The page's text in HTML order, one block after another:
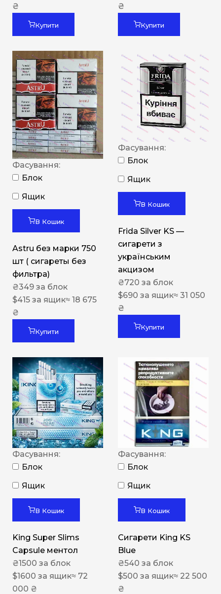
₴
Купити
₴
Купити
Фасування:
Блок
Ящик
В Кошик
Astru без марки 750
шт ( сигареты без
фильтра)
₴349 за блок
$415 за ящик≈ 18 675
₴
Купити
Фасування:
Блок
Ящик
В Кошик
Frida Silver KS —
сигарети з
українським
акцизом
₴720 за блок
$690 за ящик≈ 31 050
₴
Купити
Фасування:
Блок
Ящик
В Кошик
King Super Slims
Capsule ментол
₴1500 за блок
$1600 за ящик≈ 72
000 ₴
Фасування:
Блок
Ящик
В Кошик
Сигарети King KS
Blue
₴540 за блок
$500 за ящик≈ 22 500
₴